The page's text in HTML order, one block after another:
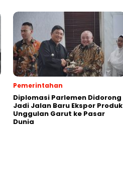
Pemerintahan
Diplomasi Parlemen Didorong
Jadi Jalan Baru Ekspor Produk
Unggulan Garut ke Pasar
Dunia